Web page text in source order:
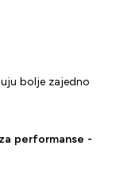
bolje zajedno
performanse -